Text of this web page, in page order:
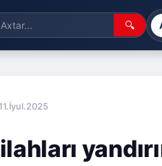
🔍
11.İyul.2025